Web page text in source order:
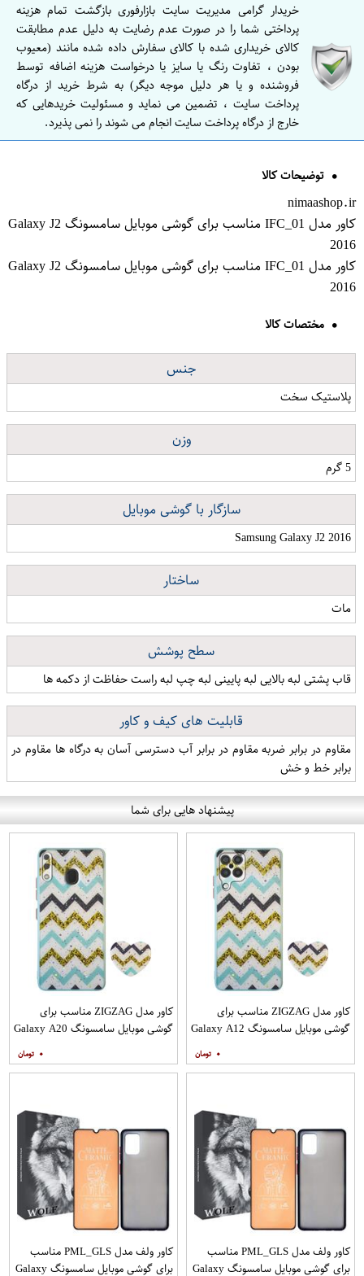
خریدار گرامی مدیریت سایت بازارفوری بازگشت تمام هزینه
پرداختی شما را در صورت عدم رضایت به دلیل عدم مطابقت
کالای خریداری شده با کالای سفارش داده شده مانند (معیوب
بودن ، تفاوت رنگ یا سایز یا درخواست هزینه اضافه توسط
فروشنده و یا هر دلیل موجه دیگر) به شرط خرید از درگاه
پرداخت سایت ، تضمین می نماید و مسئولیت خریدهایی که
خارج از درگاه پرداخت سایت انجام می شوند را نمی پذیرد.
توضیحات کالا
nimaashop.ir
کاور مدل IFC_01 مناسب برای گوشی موبایل سامسونگ Galaxy J2
2016
کاور مدل IFC_01 مناسب برای گوشی موبایل سامسونگ Galaxy J2
2016
مختصات کالا
جنس
پلاستیک سخت
وزن
5 گرم
سازگار با گوشی موبایل
Samsung Galaxy J2 2016
ساختار
مات
سطح پوشش
قاب پشتی لبه بالایی لبه پایینی لبه چپ لبه راست حفاظت از دکمه ها
قابلیت های کیف و کاور
مقاوم در برابر ضربه مقاوم در برابر آب دسترسی آسان به درگاه ها مقاوم در
برابر خط و خش
پیشنهاد هایی برای شما
کاور مدل ZIGZAG مناسب برای
گوشی موبایل سامسونگ Galaxy A12
۰
کاور مدل ZIGZAG مناسب برای
گوشی موبایل سامسونگ Galaxy A20
۰
کاور ولف مدل PML_GLS مناسب
برای گوشی موبایل سامسونگ Galaxy
کاور ولف مدل PML_GLS مناسب
برای گوشی موبایل سامسونگ Galaxy